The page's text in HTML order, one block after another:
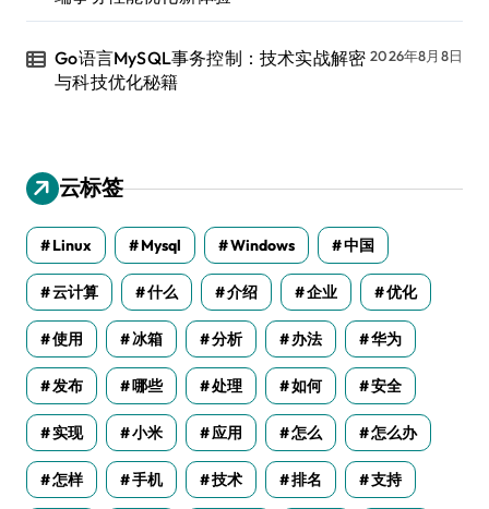
Go语言MySQL事务控制：技术实战解密
与科技优化秘籍
2026年8月8日
云标签
Linux Mysql Windows 中国
云计算 什么 介绍 企业 优化
使用 冰箱 分析 办法 华为
发布 哪些 处理 如何 安全
实现 小米 应用 怎么 怎么办
怎样 手机 技术 排名 支持